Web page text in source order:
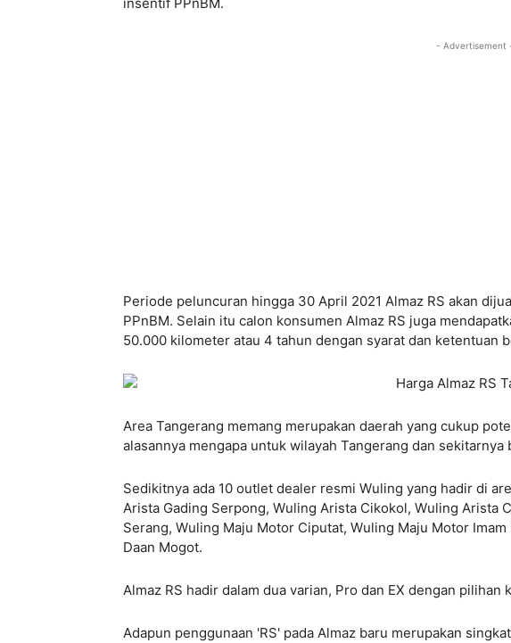
insentif PPnBM.
- Advertisement
Periode peluncuran hingga 30 April 2021 Almaz RS akan
PPnBM. Selain itu calon konsumen Almaz RS juga
50.000 kilometer atau 4 tahun dengan syarat dan ketentuan
Area Tangerang memang merupakan daerah yang cukup
alasannya mengapa untuk wilayah Tangerang dan
Sedikitnya ada 10 outlet dealer resmi Wuling yang hadir di
Arista Gading Serpong, Wuling Arista Cikokol, Wuling Arista
Serang, Wuling Maju Motor Ciputat, Wuling Maju Motor
Daan Mogot.
Almaz RS hadir dalam dua varian, Pro dan EX dengan
Adapun penggunaan 'RS' pada Almaz baru merupakan